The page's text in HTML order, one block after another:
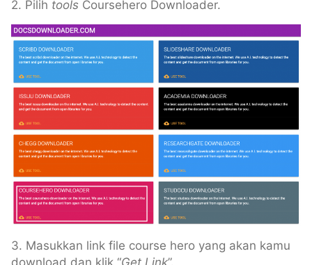
2. Pilih tools Coursehero Downloader.
3. Masukkan link file course hero yang akan kamu
download dan klik “Get Link”.